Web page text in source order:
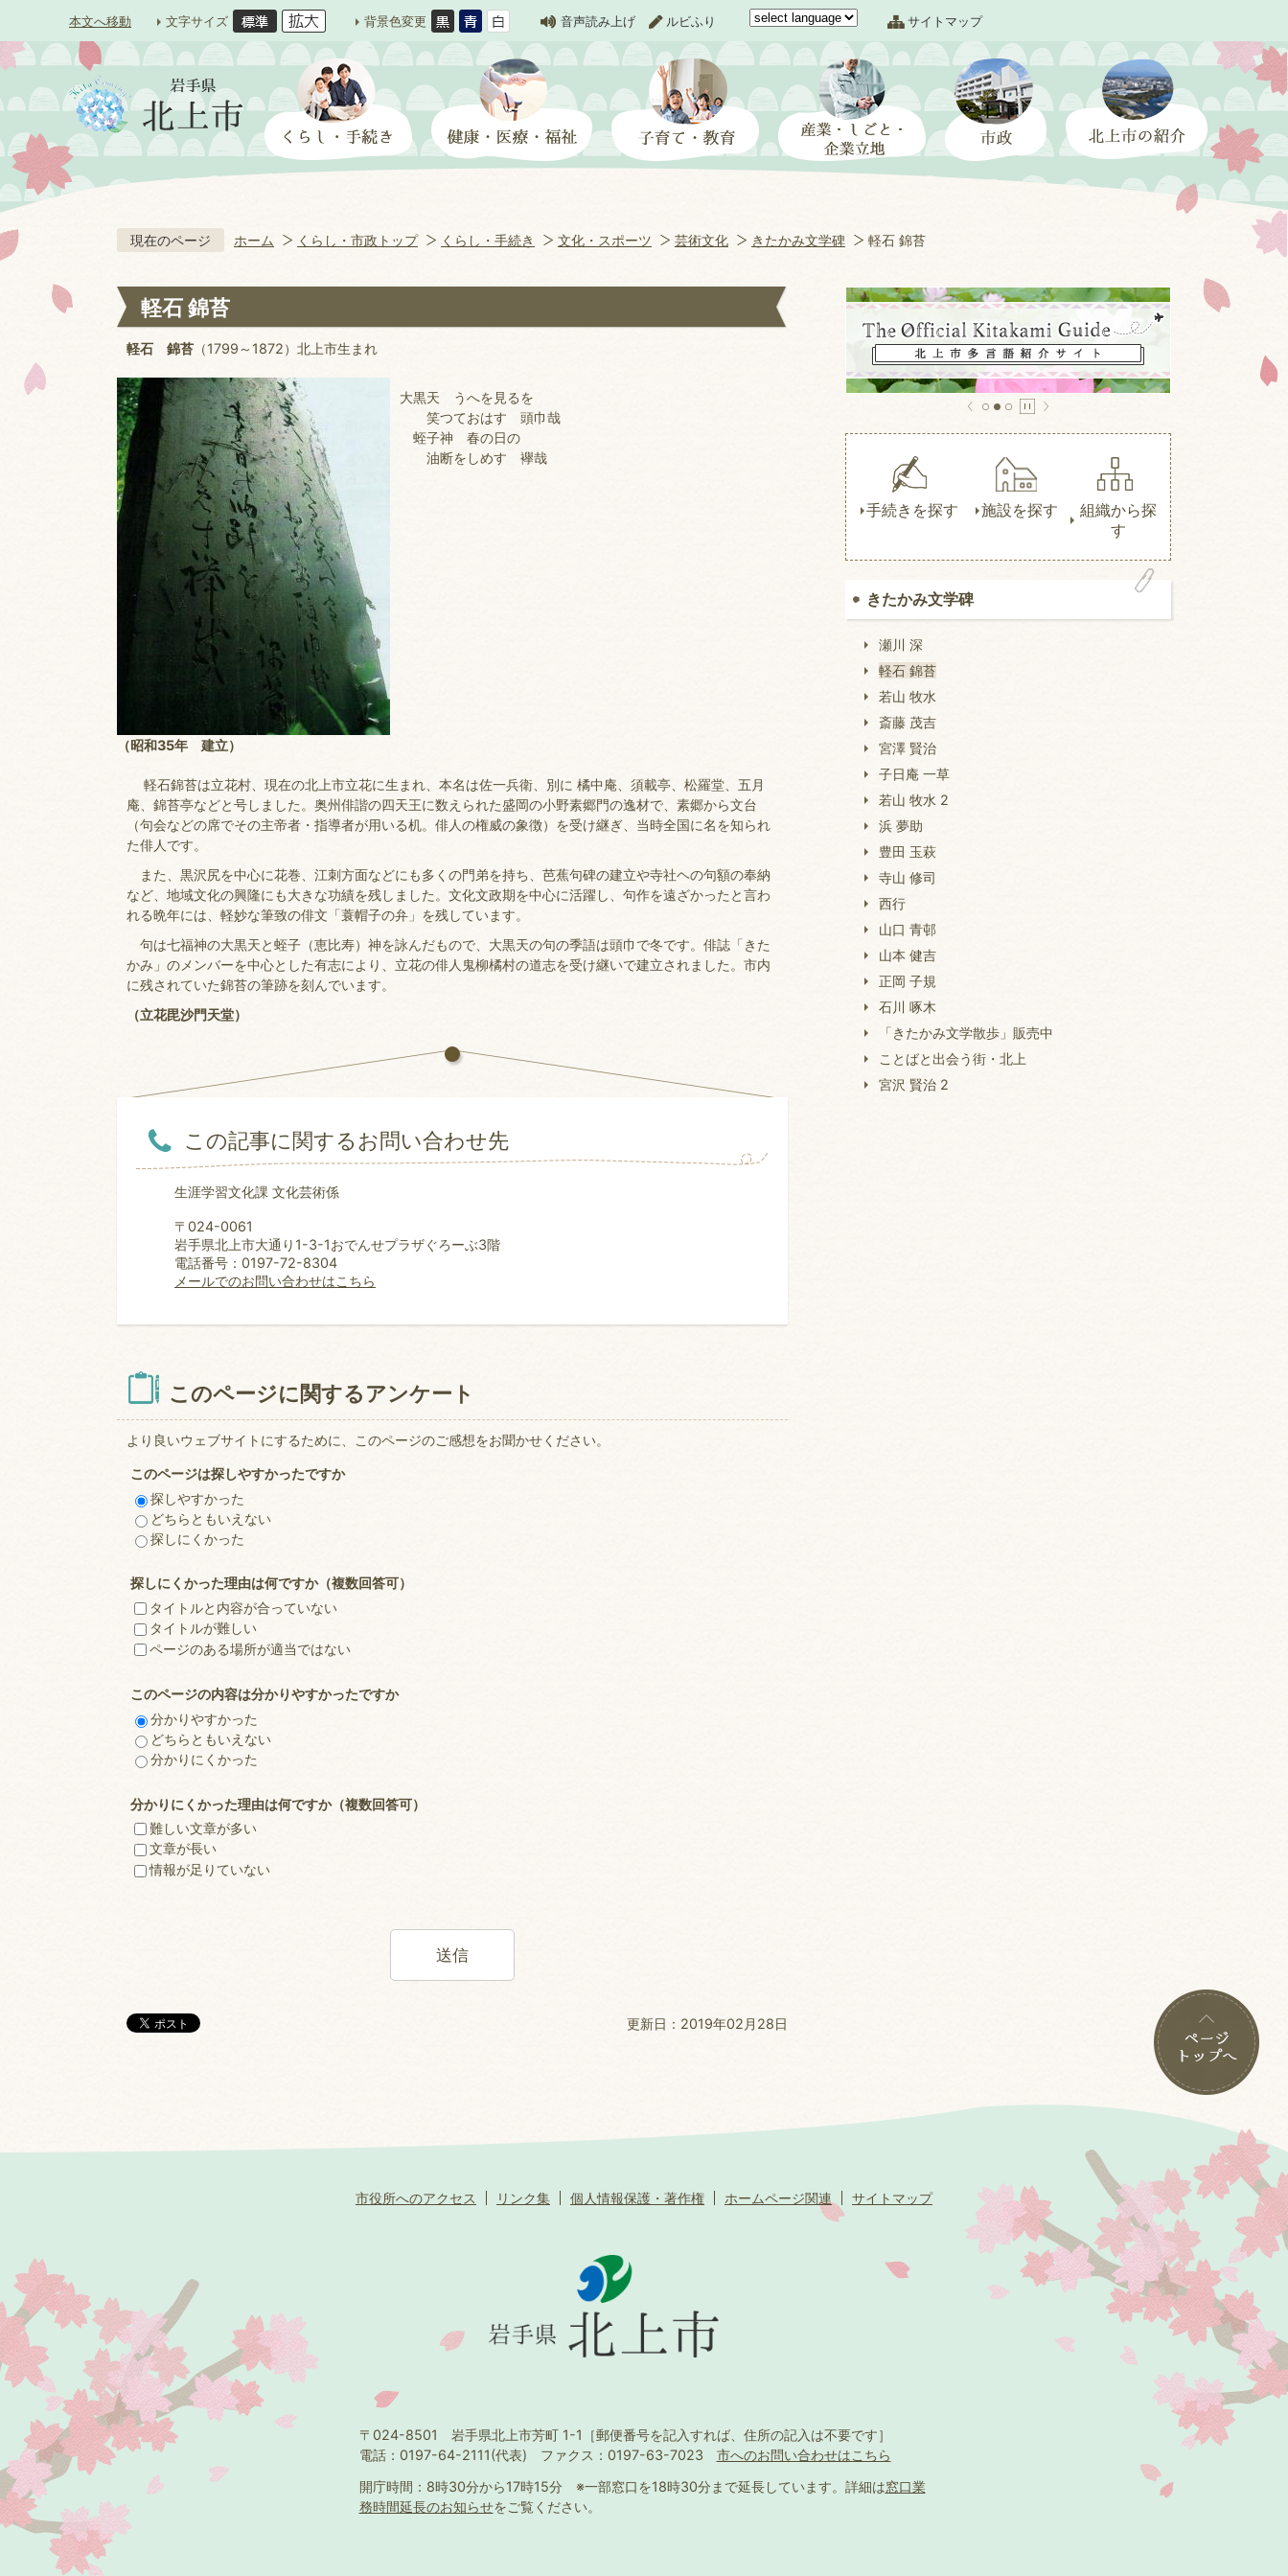
本文へ移動 文字サイズ 背景色変更 音声読み上げ ルビふり サイトマップ
現在のページ ホーム くらし・市政トップ くらし・手続き 文化・スポーツ 芸術文化 きたかみ文学碑 軽石 錦苔
軽石 錦苔
軽石 錦苔 （1799～1872）北上市生まれ
（昭和35年 建立）
大黒天 うへを見るを
笑つておはす 頭巾哉
蛭子神 春の日の
油断をしめす 襷哉
軽石錦苔は立花村、現在の北上市立花に生まれ、本名は佐一兵衛、別に 橘中庵、須載亭、松羅堂、五月
庵、錦苔亭などと号しました。奥州俳諧の四天王に数えられた盛岡の小野素郷門の逸材で、素郷から文台
（句会などの席でその主帝者・指導者が用いる机。俳人の権威の象徴）を受け継ぎ、当時全国に名を知られ
た俳人です。
また、黒沢尻を中心に花巻、江刺方面などにも多くの門弟を持ち、芭蕉句碑の建立や寺社ヘの句額の奉納
など、地域文化の興隆にも大きな功績を残しました。文化文政期を中心に活躍し、句作を遠ざかったと言わ
れる晩年には、軽妙な筆致の俳文「蓑帽子の弁」を残しています。
句は七福神の大黒天と蛭子（恵比寿）神を詠んだもので、大黒天の句の季語は頭巾で冬です。俳誌「きた
かみ」のメンバーを中心とした有志により、立花の俳人鬼柳橘村の道志を受け継いで建立されました。市内
に残されていた錦苔の筆跡を刻んでいます。
（立花毘沙門天堂）
この記事に関するお問い合わせ先
生涯学習文化課 文化芸術係
〒024-0061
岩手県北上市大通り1-3-1おでんせプラザぐろーぶ3階
電話番号：0197-72-8304
メールでのお問い合わせはこちら
このページに関するアンケート
より良いウェブサイトにするために、このページのご感想をお聞かせください。
このページは探しやすかったですか
探しやすかった
どちらともいえない
探しにくかった
探しにくかった理由は何ですか（複数回答可）
タイトルと内容が合っていない
タイトルが難しい
ページのある場所が適当ではない
このページの内容は分かりやすかったですか
分かりやすかった
どちらともいえない
分かりにくかった
分かりにくかった理由は何ですか（複数回答可）
難しい文章が多い
文章が長い
情報が足りていない
更新日：2019年02月28日
手続きを探す 施設を探す
組織から探
す
きたかみ文学碑
瀬川 深
軽石 錦苔
若山 牧水
斎藤 茂吉
宮澤 賢治
子日庵 一草
若山 牧水 2
浜 夢助
豊田 玉萩
寺山 修司
西行
山口 青邨
山本 健吉
正岡 子規
石川 啄木
「きたかみ文学散歩」販売中
ことばと出会う街・北上
宮沢 賢治 2
市役所へのアクセス リンク集 個人情報保護・著作権 ホームページ関連 サイトマップ
〒024-8501 岩手県北上市芳町 1-1 ［郵便番号を記入すれば、住所の記入は不要です］
電話：0197-64-2111(代表) ファクス：0197-63-7023 市へのお問い合わせはこちら
開庁時間：8時30分から17時15分 ※一部窓口を18時30分まで延長しています。 詳細は窓口業
務時間延長のお知らせをご覧ください。